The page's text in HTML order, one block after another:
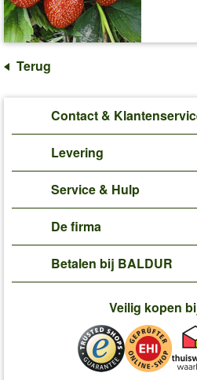
Terug
Contact &
Levering
Service & Hulp
De firma
Betalen bij BALDUR
Veilig kopen